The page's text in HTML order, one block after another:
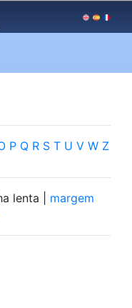
P Q R S T U V W Z
lenta | margem